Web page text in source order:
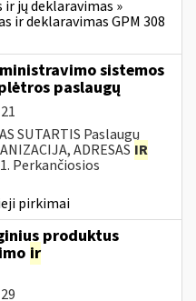
jų deklaravimas »
ir deklaravimas GPM 308
sistemos
paslaugų
SUTARTIS Paslaugų
ADRESAS IR
Perkančiosios
pirkimai
produktus
ir